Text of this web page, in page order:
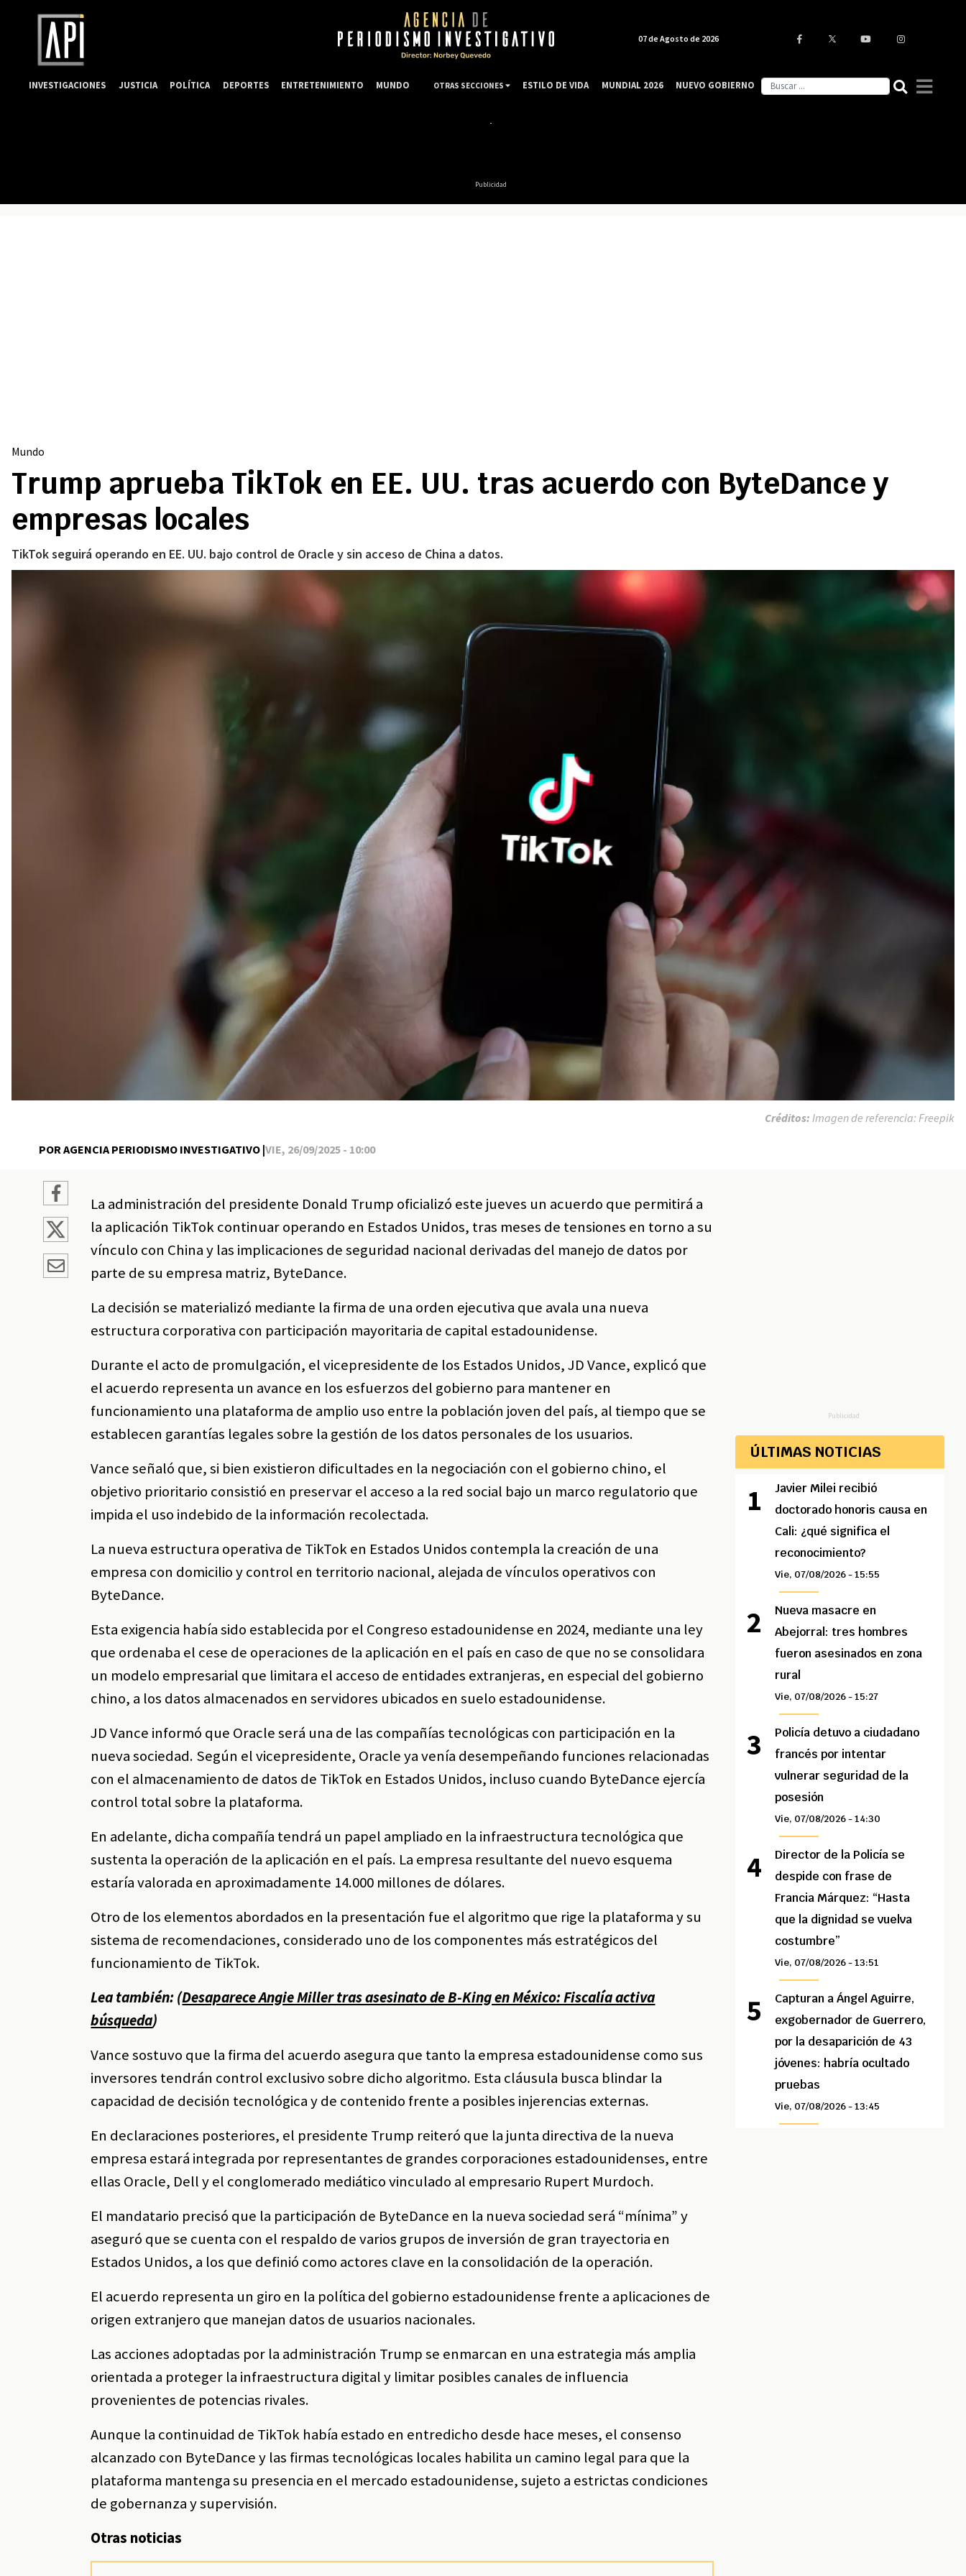
Publicidad
Mundo
Trump aprueba TikTok en EE. UU. tras acuerdo con ByteDance y
empresas locales
TikTok seguirá operando en EE. UU. bajo control de Oracle y sin acceso de China a datos.
POR AGENCIA PERIODISMO INVESTIGATIVO |VIE, 26/09/2025 - 10:00
Créditos: Imagen de referencia: Freepik
La administración del presidente Donald Trump oficializó este jueves un acuerdo que permitirá a
la aplicación TikTok continuar operando en Estados Unidos, tras meses de tensiones en torno a su
vínculo con China y las implicaciones de seguridad nacional derivadas del manejo de datos por
parte de su empresa matriz, ByteDance.
La decisión se materializó mediante la firma de una orden ejecutiva que avala una nueva
estructura corporativa con participación mayoritaria de capital estadounidense.
Durante el acto de promulgación, el vicepresidente de los Estados Unidos, JD Vance, explicó que
el acuerdo representa un avance en los esfuerzos del gobierno para mantener en
funcionamiento una plataforma de amplio uso entre la población joven del país, al tiempo que se
establecen garantías legales sobre la gestión de los datos personales de los usuarios.
Vance señaló que, si bien existieron dificultades en la negociación con el gobierno chino, el
objetivo prioritario consistió en preservar el acceso a la red social bajo un marco regulatorio que
impida el uso indebido de la información recolectada.
La nueva estructura operativa de TikTok en Estados Unidos contempla la creación de una
empresa con domicilio y control en territorio nacional, alejada de vínculos operativos con
ByteDance.
Esta exigencia había sido establecida por el Congreso estadounidense en 2024, mediante una ley
que ordenaba el cese de operaciones de la aplicación en el país en caso de que no se consolidara
un modelo empresarial que limitara el acceso de entidades extranjeras, en especial del gobierno
chino, a los datos almacenados en servidores ubicados en suelo estadounidense.
JD Vance informó que Oracle será una de las compañías tecnológicas con participación en la
nueva sociedad. Según el vicepresidente, Oracle ya venía desempeñando funciones relacionadas
con el almacenamiento de datos de TikTok en Estados Unidos, incluso cuando ByteDance ejercía
control total sobre la plataforma.
En adelante, dicha compañía tendrá un papel ampliado en la infraestructura tecnológica que
sustenta la operación de la aplicación en el país. La empresa resultante del nuevo esquema
estaría valorada en aproximadamente 14.000 millones de dólares.
Otro de los elementos abordados en la presentación fue el algoritmo que rige la plataforma y su
sistema de recomendaciones, considerado uno de los componentes más estratégicos del
funcionamiento de TikTok.
Lea también: (Desaparece Angie Miller tras asesinato de B-King en México: Fiscalía activa
búsqueda)
Vance sostuvo que la firma del acuerdo asegura que tanto la empresa estadounidense como sus
inversores tendrán control exclusivo sobre dicho algoritmo. Esta cláusula busca blindar la
capacidad de decisión tecnológica y de contenido frente a posibles injerencias externas.
En declaraciones posteriores, el presidente Trump reiteró que la junta directiva de la nueva
empresa estará integrada por representantes de grandes corporaciones estadounidenses, entre
ellas Oracle, Dell y el conglomerado mediático vinculado al empresario Rupert Murdoch.
El mandatario precisó que la participación de ByteDance en la nueva sociedad será “mínima” y
aseguró que se cuenta con el respaldo de varios grupos de inversión de gran trayectoria en
Estados Unidos, a los que definió como actores clave en la consolidación de la operación.
El acuerdo representa un giro en la política del gobierno estadounidense frente a aplicaciones de
origen extranjero que manejan datos de usuarios nacionales.
Las acciones adoptadas por la administración Trump se enmarcan en una estrategia más amplia
orientada a proteger la infraestructura digital y limitar posibles canales de influencia
provenientes de potencias rivales.
Aunque la continuidad de TikTok había estado en entredicho desde hace meses, el consenso
alcanzado con ByteDance y las firmas tecnológicas locales habilita un camino legal para que la
plataforma mantenga su presencia en el mercado estadounidense, sujeto a estrictas condiciones
de gobernanza y supervisión.
Otras noticias
Publicidad
ÚLTIMAS NOTICIAS
Javier Milei recibió
doctorado honoris causa en
Cali: ¿qué significa el
reconocimiento?
Vie, 07/08/2026 - 15:55
Nueva masacre en
Abejorral: tres hombres
fueron asesinados en zona
rural
Vie, 07/08/2026 - 15:27
Policía detuvo a ciudadano
francés por intentar
vulnerar seguridad de la
posesión
Vie, 07/08/2026 - 14:30
Director de la Policía se
despide con frase de
Francia Márquez: “Hasta
que la dignidad se vuelva
costumbre”
Vie, 07/08/2026 - 13:51
Capturan a Ángel Aguirre,
exgobernador de Guerrero,
por la desaparición de 43
jóvenes: habría ocultado
pruebas
Vie, 07/08/2026 - 13:45
07 de Agosto de 2026
INVESTIGACIONES JUSTICIA POLÍTICA DEPORTES ENTRETENIMIENTO MUNDO OTRAS SECCIONES ESTILO DE VIDA MUNDIAL 2026 NUEVO GOBIERNO